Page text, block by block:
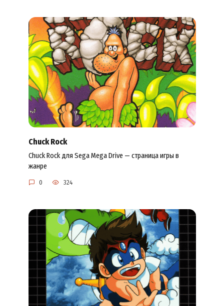
Chuck Rock
Chuck Rock для Sega Mega Drive — страница игры в
жанре
0 324